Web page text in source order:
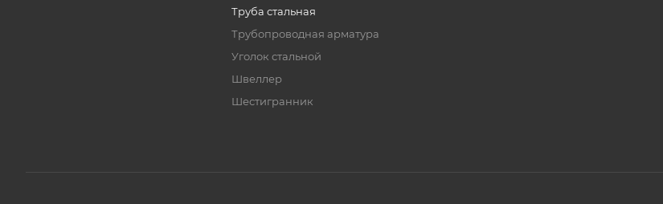
Труба стальная
Трубопроводная арматура
Уголок стальной
Швеллер
Шестигранник